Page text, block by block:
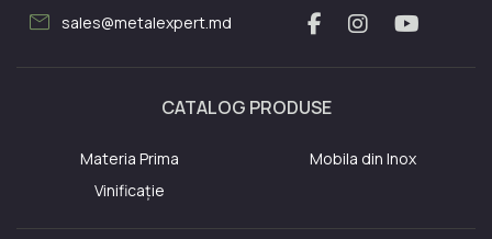
mail sales@metalexpert.md
CATALOG PRODUSE
Materia Prima
Mobila din Inox
Vinificație